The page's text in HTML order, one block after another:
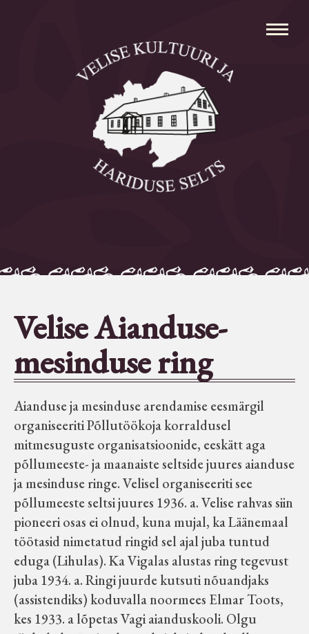
Avaleht
Aleksei Parnabas
Sillaotsa Talumuuseum
Seltsid-ühingud
Aiandus
Tuletõrje
Õpperada
Muud koduloolist Velise mailt
Märjamaa ümbruse valdade
elanike nimekirjad seisuga
15.12.1938
Velise Aianduse-
mesinduse ring
Aianduse ja mesinduse arendamise eesmärgil
organiseeriti Põllutöökoja korraldusel
mitmesuguste organisatsioonide, eeskätt aga
põllumeeste- ja maanaiste seltside juures aianduse
ja mesinduse ringe. Velisel organiseeriti see
põllumeeste seltsi juures 1936. a. Velise rahvas siin
pioneeri osas ei olnud, kuna mujal, ka Läänemaal
töötasid nimetatud ringid sel ajal juba tuntud
eduga (Lihulas). Ka Vigalas alustas ring tegevust
juba 1934. a. Ringi juurde kutsuti nõuandjaks
(assistendiks) koduvalla noormees Elmar Toots,
kes 1933. a lõpetas Vagi aianduskooli. Olgu